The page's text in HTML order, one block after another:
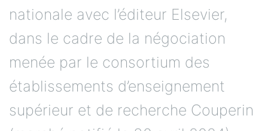
nationale avec l’éditeur Elsevier,
dans le cadre de la négociation
menée par le consortium des
établissements d’enseignement
supérieur et de recherche Couperin